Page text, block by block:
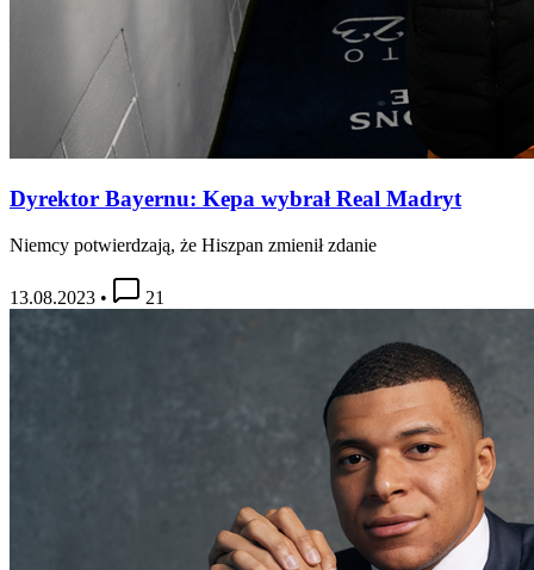
Dyrektor Bayernu: Kepa wybrał Real Madryt
Niemcy potwierdzają, że Hiszpan zmienił zdanie
13.08.2023 • 21